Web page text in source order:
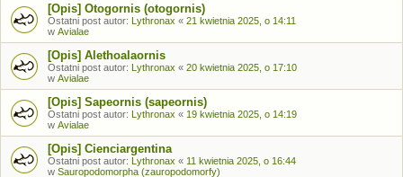
[Opis] Otogornis (otogornis)
Ostatni post autor: Lythronax « 21 kwietnia 2025, o 14:11
w Avialae
[Opis] Alethoalaornis
Ostatni post autor: Lythronax « 20 kwietnia 2025, o 17:10
w Avialae
[Opis] Sapeornis (sapeornis)
Ostatni post autor: Lythronax « 19 kwietnia 2025, o 14:19
w Avialae
[Opis] Cienciargentina
Ostatni post autor: Lythronax « 11 kwietnia 2025, o 16:44
w Sauropodomorpha (zauropodomorfy)